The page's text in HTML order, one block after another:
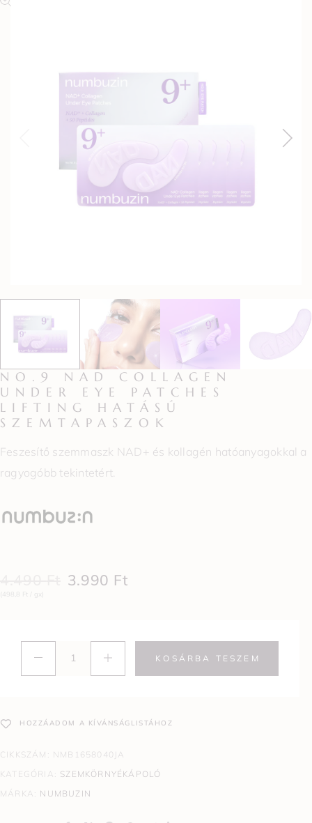
NO.9 NAD COLLAGEN
UNDER EYE PATCHES
LIFTING HATÁSÚ
SZEMTAPASZOK
Feszesítő szemmaszk NAD+ és kollagén hatóanyagokkal a
ragyogóbb tekintetért.
3.990 Ft
(498,8 Ft / gx)
KOSÁRBA TESZEM
HOZZÁADOM A KÍVÁNSÁGLISTÁHOZ
CIKKSZÁM: NMB1658040JA
KATEGÓRIA: SZEMKÖRNYÉKÁPOLÓ
MÁRKA: NUMBUZIN